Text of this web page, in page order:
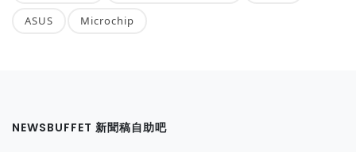
ASUS Microchip
NEWSBUFFET 新聞稿自助吧